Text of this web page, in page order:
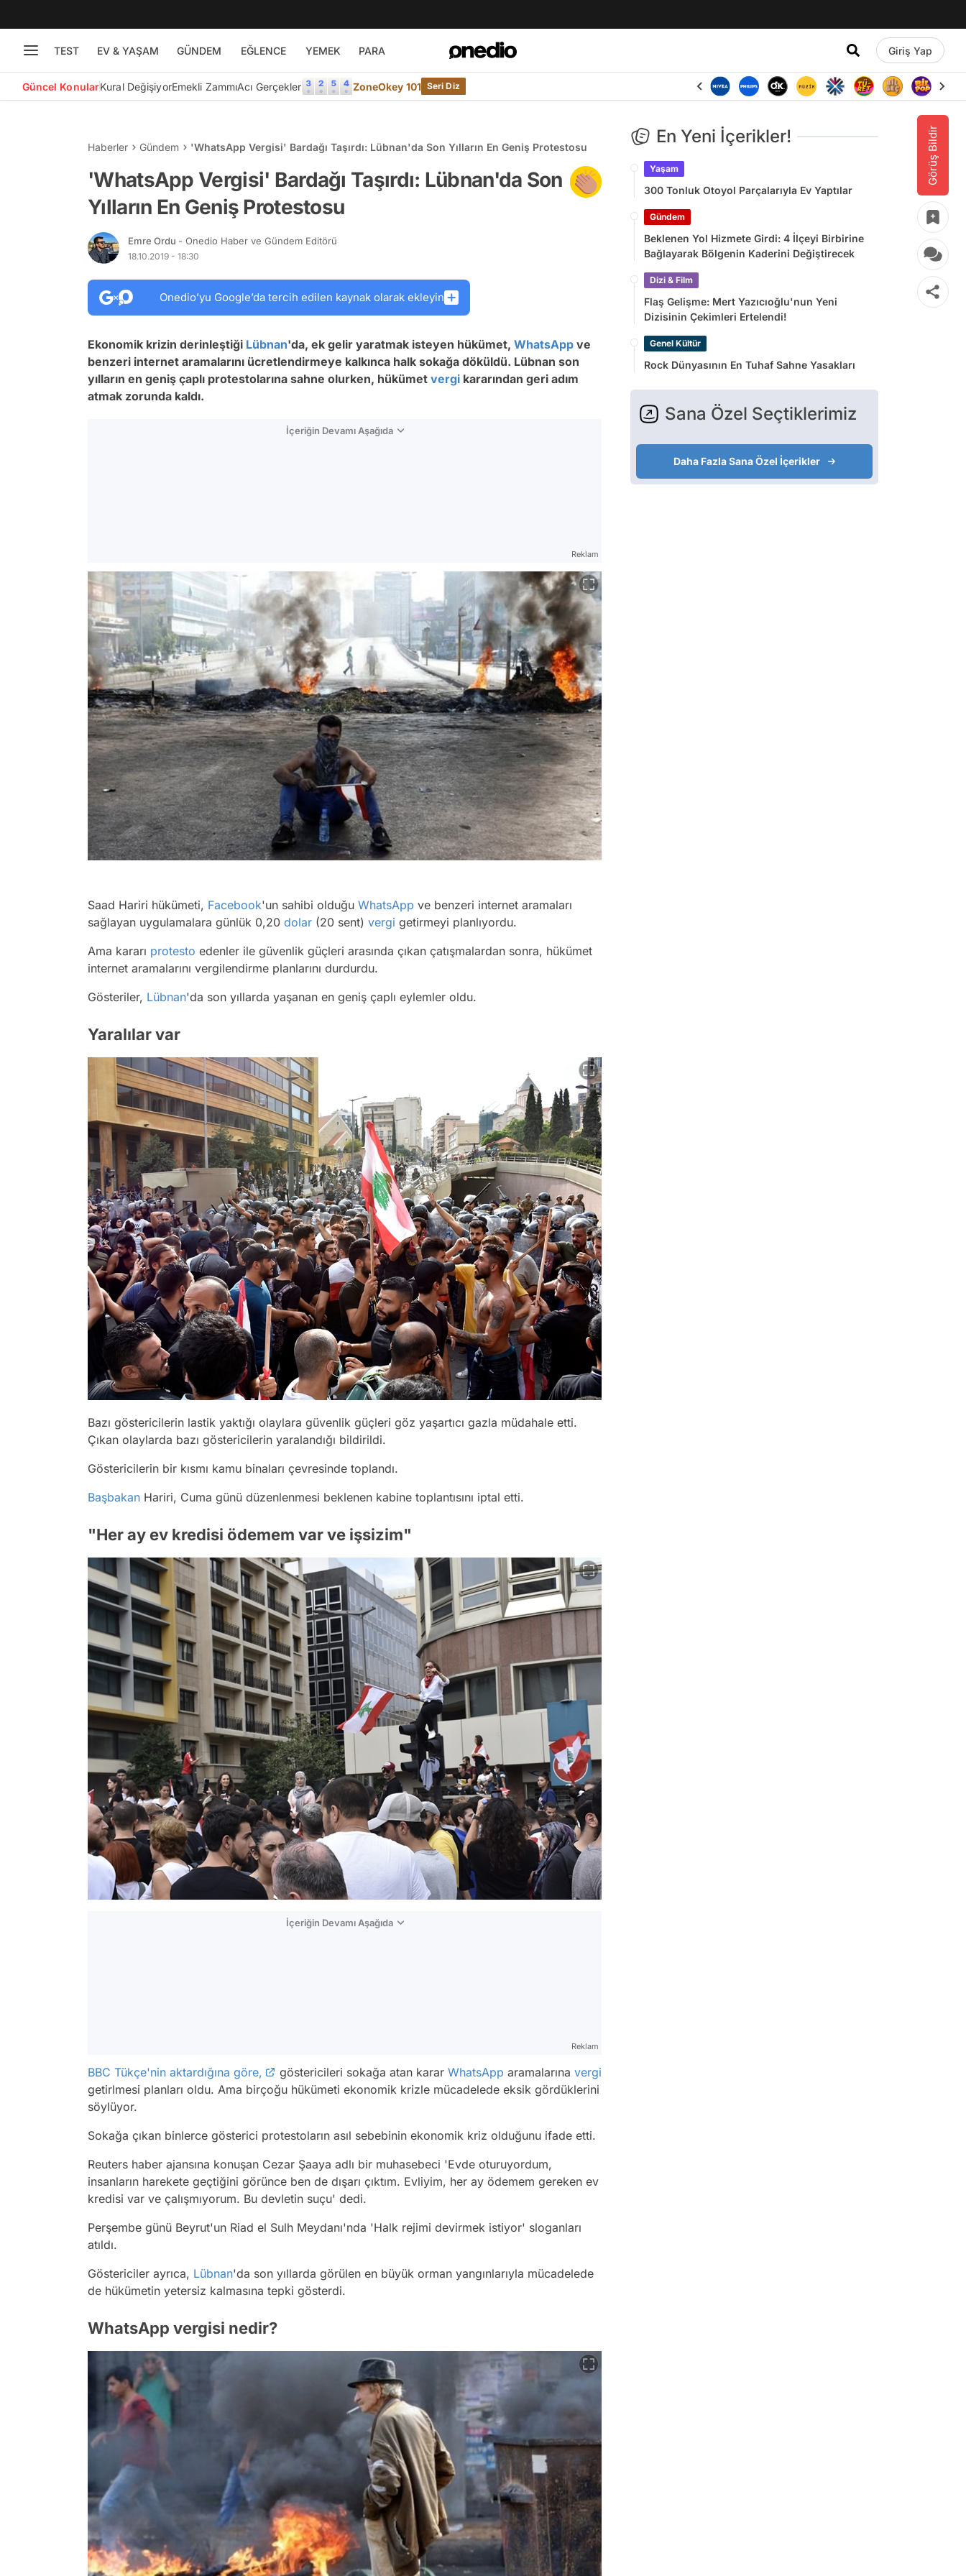
TEST EV & YAŞAM GÜNDEM EĞLENCE YEMEK PARA Giriş Yap
Güncel KonularKural DeğişiyorEmekli ZammıAcı Gerçekler ZoneOkey 101 Seri Diz
Görüş Bildir
Haberler Gündem 'WhatsApp Vergisi' Bardağı Taşırdı: Lübnan'da Son Yılların En Geniş Protestosu
'WhatsApp Vergisi' Bardağı Taşırdı: Lübnan'da Son
Yılların En Geniş Protestosu
Emre Ordu - Onedio Haber ve Gündem Editörü
18.10.2019 - 18:30
Onedio’yu Google’da tercih edilen kaynak olarak ekleyin
Ekonomik krizin derinleştiği Lübnan'da, ek gelir yaratmak isteyen hükümet, WhatsApp ve
benzeri internet aramalarını ücretlendirmeye kalkınca halk sokağa döküldü. Lübnan son
yılların en geniş çaplı protestolarına sahne olurken, hükümet vergi kararından geri adım
atmak zorunda kaldı.
İçeriğin Devamı Aşağıda
Reklam
Saad Hariri hükümeti, Facebook'un sahibi olduğu WhatsApp ve benzeri internet aramaları
sağlayan uygulamalara günlük 0,20 dolar (20 sent) vergi getirmeyi planlıyordu.
Ama kararı protesto edenler ile güvenlik güçleri arasında çıkan çatışmalardan sonra, hükümet
internet aramalarını vergilendirme planlarını durdurdu.
Gösteriler, Lübnan'da son yıllarda yaşanan en geniş çaplı eylemler oldu.
Yaralılar var
Bazı göstericilerin lastik yaktığı olaylara güvenlik güçleri göz yaşartıcı gazla müdahale etti.
Çıkan olaylarda bazı göstericilerin yaralandığı bildirildi.
Göstericilerin bir kısmı kamu binaları çevresinde toplandı.
Başbakan Hariri, Cuma günü düzenlenmesi beklenen kabine toplantısını iptal etti.
"Her ay ev kredisi ödemem var ve işsizim"
İçeriğin Devamı Aşağıda
Reklam
BBC Tükçe'nin aktardığına göre, göstericileri sokağa atan karar WhatsApp aramalarına vergi
getirlmesi planları oldu. Ama birçoğu hükümeti ekonomik krizle mücadelede eksik gördüklerini
söylüyor.
Sokağa çıkan binlerce gösterici protestoların asıl sebebinin ekonomik kriz olduğunu ifade etti.
Reuters haber ajansına konuşan Cezar Şaaya adlı bir muhasebeci 'Evde oturuyordum,
insanların harekete geçtiğini görünce ben de dışarı çıktım. Evliyim, her ay ödemem gereken ev
kredisi var ve çalışmıyorum. Bu devletin suçu' dedi.
Perşembe günü Beyrut'un Riad el Sulh Meydanı'nda 'Halk rejimi devirmek istiyor' sloganları
atıldı.
Göstericiler ayrıca, Lübnan'da son yıllarda görülen en büyük orman yangınlarıyla mücadelede
de hükümetin yetersiz kalmasına tepki gösterdi.
WhatsApp vergisi nedir?
En Yeni İçerikler!
Yaşam
300 Tonluk Otoyol Parçalarıyla Ev Yaptılar
Gündem
Beklenen Yol Hizmete Girdi: 4 İlçeyi Birbirine
Bağlayarak Bölgenin Kaderini Değiştirecek
Dizi & Film
Flaş Gelişme: Mert Yazıcıoğlu'nun Yeni
Dizisinin Çekimleri Ertelendi!
Genel Kültür
Rock Dünyasının En Tuhaf Sahne Yasakları
Sana Özel Seçtiklerimiz
Daha Fazla Sana Özel İçerikler